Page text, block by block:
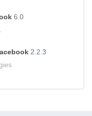
6.0
2.2.3